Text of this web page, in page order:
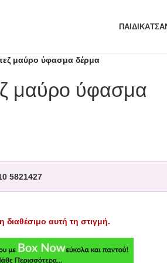
ΠΑΙΔΙΚΑ
μαύρο ύφασμα δέρμα
μαύρο ύφασμα
5821427
διαθέσιμο αυτή τη στιγμή.